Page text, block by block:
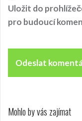
Uložit do
pro budoucí
Mohlo by vás zajímat